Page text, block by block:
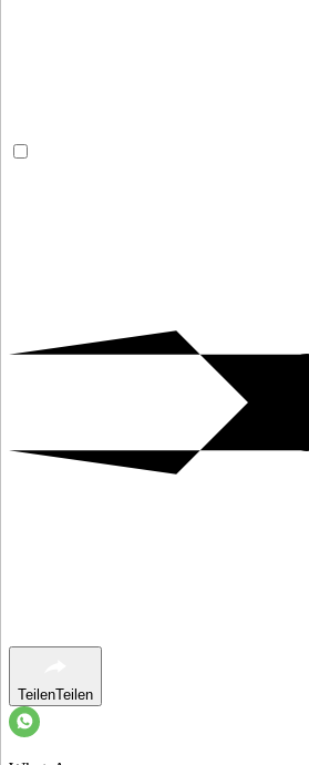
TeilenTeilen